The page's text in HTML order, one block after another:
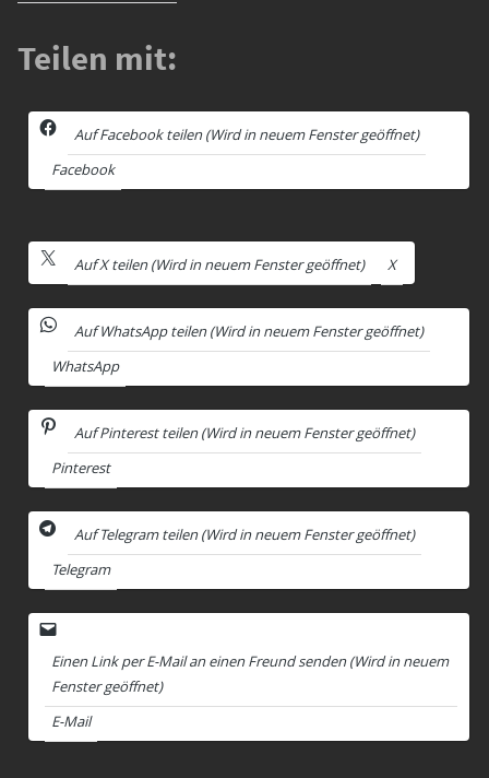
Teilen mit:
Auf Facebook teilen (Wird in neuem Fenster geöffnet)
Facebook
Auf X teilen (Wird in neuem Fenster geöffnet) X
Auf WhatsApp teilen (Wird in neuem Fenster geöffnet)
WhatsApp
Auf Pinterest teilen (Wird in neuem Fenster geöffnet)
Pinterest
Auf Telegram teilen (Wird in neuem Fenster geöffnet)
Telegram
Einen Link per E-Mail an einen Freund senden (Wird in neuem
Fenster geöffnet)
E-Mail